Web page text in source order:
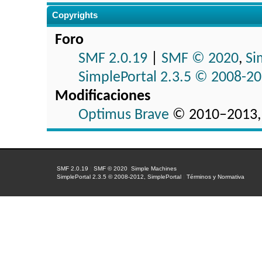
Copyrights
Foro
SMF 2.0.19
SMF © 2020,
SimplePortal 2.3.5 © 2008-
Modificaciones
Optimus Brave ©
SMF 2.0.19 |SMF © 2020 ,Simple Machines
SimplePortal 2.3.5 © 2008-2012, SimplePortal
|Términos y Normativa